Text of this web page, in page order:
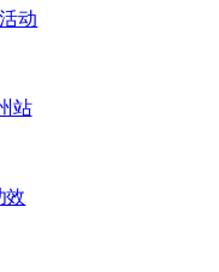
动
站
效